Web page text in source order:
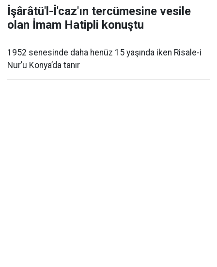
İşârâtü'l-İ'caz'ın tercümesine vesile
olan İmam Hatipli konuştu
1952 senesinde daha henüz 15 yaşında iken Risale-i
Nur’u Konya’da tanır